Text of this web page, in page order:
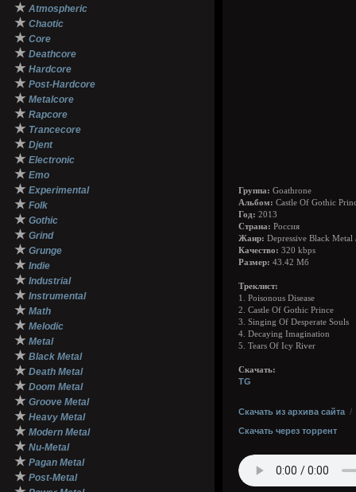
★ Atmospheric
★ Chaotic
★ Core
★ Deathcore
★ Hardcore
★ Post-Hardcore
★ Metalcore
★ Rapcore
★ Trancecore
★ Djent
★ Electronic
★ Emo
★ Experimental
★ Folk
★ Gothic
★ Grind
★ Grunge
★ Indie
★ Industrial
★ Instrumental
★ Math
★ Melodic
★ Metal
★ Black Metal
★ Death Metal
★ Doom Metal
★ Groove Metal
★ Heavy Metal
★ Modern Metal
★ Nu-Metal
★ Pagan Metal
★ Post-Metal
Группа: Goathrone
Альбом: Castle Of Gothic
Год: 2013
Страна: Россия
Жанр: Depressive Black
Качество: 320 kbps
Размер: 43.42 Мб
Треклист:
1. Poisonous Disease
2. Castle Of Gothic Prince
3. Singing Of Desperate Souls
4. Decaying Imagination
5. Tears Of Icy River
Скачать:
TG
Скачать из архива сайта /
Скачать через торрент